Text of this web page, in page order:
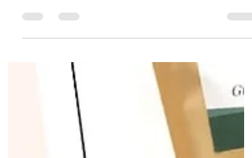
de l’été : les journées s’allongent, les rires